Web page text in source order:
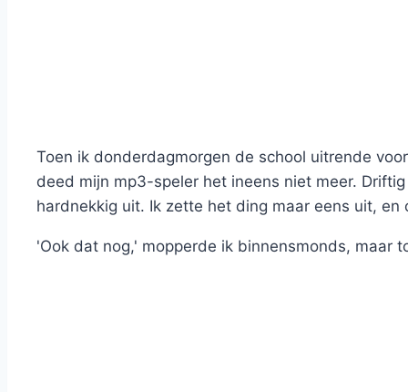
Toen ik donderdagmorgen de school uitrende
deed mijn mp3-speler het ineens niet meer.
hardnekkig uit. Ik zette het ding maar eens uit,
'Ook dat nog,' mopperde ik binnensmonds, maar